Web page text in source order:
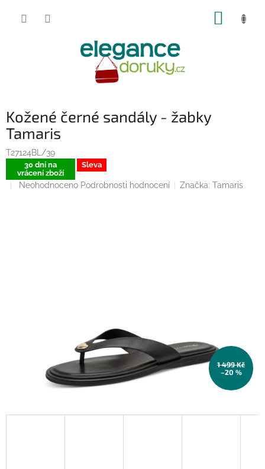
Kožené černé sandály - žabky
Tamaris
T27124BL/39
30 dní na
vrácení zboží
Sleva
Průměrné
Neohodnoceno Podrobnosti hodnocení Značka:Tamaris
1 499 Kč
–20 %